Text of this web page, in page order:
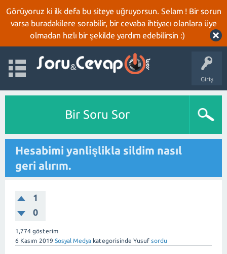
Görüyoruz ki ilk defa bu siteye uğruyorsun. Selam ! Bir sorun
varsa buradakilere sorabilir, bir cevaba ihtiyacı olanlara üye
olmadan hızlı bir şekilde yardım edebilirsin :)
Giriş
Bir Soru Sor
Hesabimi yanlişlikla sildim nasıl
geri alırım.
1
0
1,774 gösterim
6 Kasım 2019 Sosyal Medya kategorisinde Yusuf sordu